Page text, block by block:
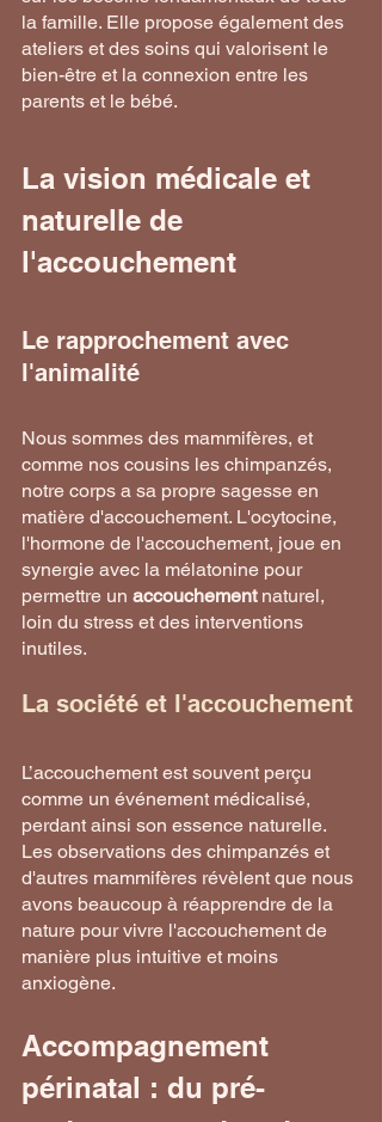
la famille. Elle propose également des
ateliers et des soins qui valorisent le
bien-être et la connexion entre les
parents et le bébé.
La vision médicale et
naturelle de
l'accouchement
Le rapprochement avec
l'animalité
Nous sommes des mammifères, et
comme nos cousins les chimpanzés,
notre corps a sa propre sagesse en
matière d'accouchement. L'ocytocine,
l'hormone de l'accouchement, joue en
synergie avec la mélatonine pour
permettre un accouchement naturel,
loin du stress et des interventions
inutiles.
La société et l'accouchement
L’accouchement est souvent perçu
comme un événement médicalisé,
perdant ainsi son essence naturelle.
Les observations des chimpanzés et
d'autres mammifères révèlent que nous
avons beaucoup à réapprendre de la
nature pour vivre l'accouchement de
manière plus intuitive et moins
anxiogène.
Accompagnement
périnatal : du pré-